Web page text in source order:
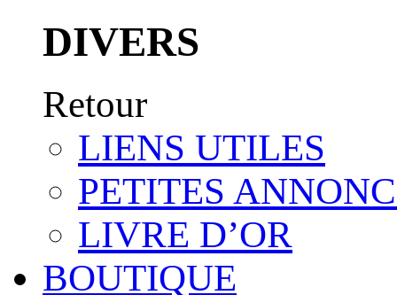
DIVERS
Retour
LIENS UTILES
PETITES
LIVRE D’OR
BOUTIQUE